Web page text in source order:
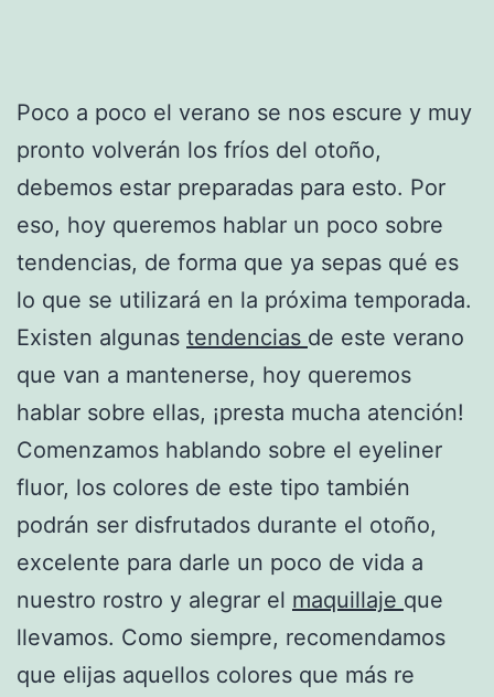
Poco a poco el verano se nos escure y muy
pronto volverán los fríos del otoño,
debemos estar preparadas para esto. Por
eso, hoy queremos hablar un poco sobre
tendencias, de forma que ya sepas qué es
lo que se utilizará en la próxima temporada.
Existen algunas tendencias de este verano
que van a mantenerse, hoy queremos
hablar sobre ellas, ¡presta mucha atención!
Comenzamos hablando sobre el eyeliner
fluor, los colores de este tipo también
podrán ser disfrutados durante el otoño,
excelente para darle un poco de vida a
nuestro rostro y alegrar el maquillaje que
llevamos. Como siempre, recomendamos
que elijas aquellos colores que más re